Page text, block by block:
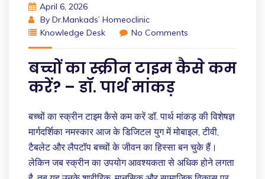
April 6, 2026
By Dr.Mankads’ Homeoclinic
Knowledge Desk
No Comments
बच्चों का स्क्रीन टाइम कैसे कम
करें? – डॉ. पार्थ मांकड़
बच्चों का स्क्रीन टाइम कैसे कम करें डॉ. पार्थ मांकड़ की विशेषज्ञ
मार्गदर्शिका नमस्कार आज के डिजिटल युग में मोबाइल, टीवी,
टैबलेट और लैपटॉप बच्चों के जीवन का हिस्सा बन चुके हैं।
लेकिन जब स्क्रीन का उपयोग आवश्यकता से अधिक होने लगता